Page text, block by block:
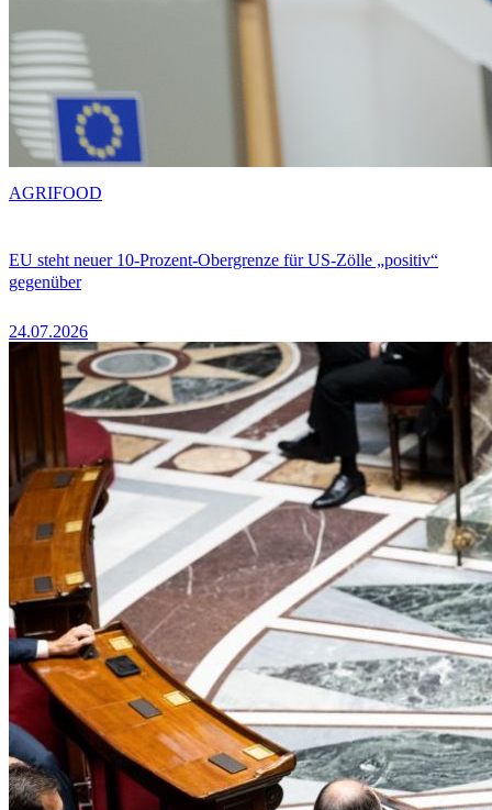
EU steht neuer 10-Prozent-Obergrenze für US-Zölle „positiv“
gegenüber
24.07.2026
AGRIFOOD